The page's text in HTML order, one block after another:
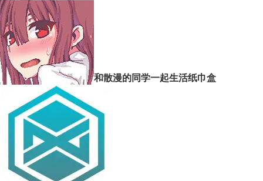
和散漫的同学一起生活纸巾盒